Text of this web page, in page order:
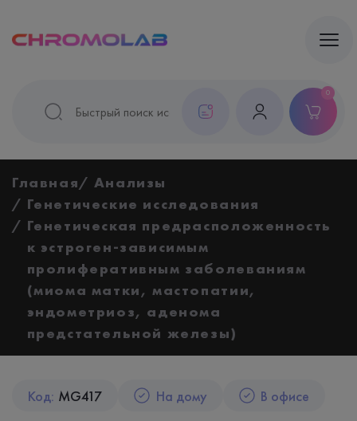
0
Главная
Анализы
Генетические исследования
Генетическая предрасположенность
к эстроген-зависимым
пролиферативным заболеваниям
(миома матки, мастопатии,
эндометриоз, аденома
предстательной железы)
Код: MG417 На дому В офисе